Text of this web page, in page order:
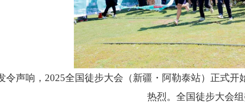
令声响， 2025全国徒步大会（新疆・阿勒泰站）正式
热烈。全国徒步大会